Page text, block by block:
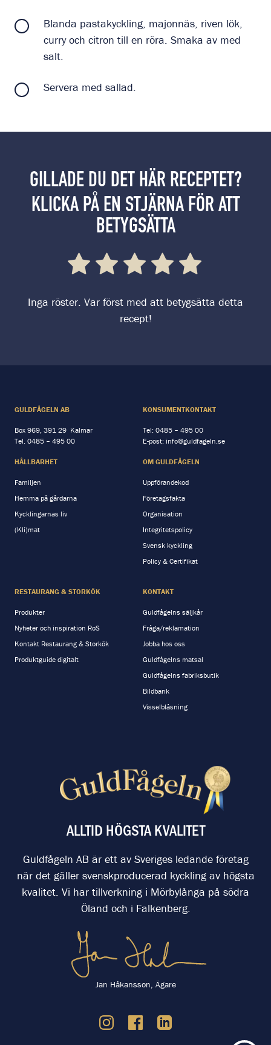
Blanda pastakyckling, majonnäs, riven lök,
curry och citron till en röra. Smaka av med
salt.
Servera med sallad.
GILLADE DU DET HÄR RECEPTET?
KLICKA PÅ EN STJÄRNA FÖR ATT
BETYGSÄTTA
Inga röster. Var först med att betygsätta detta
recept!
GULDFÅGELN AB
Box 969, 391 29 Kalmar
Tel. 0485 – 495 00
KONSUMENTKONTAKT
Tel: 0485 – 495 00
E-post: info@guldfageln.se
HÅLLBARHET
Familjen
Hemma på gårdarna
Kycklingarnas liv
(Kli)mat
OM GULDFÅGELN
Uppförandekod
Företagsfakta
Organisation
Integritetspolicy
Svensk kyckling
Policy & Certifikat
RESTAURANG & STORKÖK
Produkter
Nyheter och inspiration RoS
Kontakt Restaurang & Storkök
Produktguide digitalt
KONTAKT
Guldfågelns säljkår
Fråga/reklamation
Jobba hos oss
Guldfågelns matsal
Guldfågelns fabriksbutik
Bildbank
Visselblåsning
ALLTID HÖGSTA KVALITET
Guldfågeln AB är ett av Sveriges ledande företag
när det gäller svenskproducerad kyckling av högsta
kvalitet. Vi har tillverkning i Mörbylånga på södra
Öland och i Falkenberg.
Jan Håkansson, Ägare